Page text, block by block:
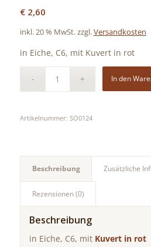
€2,60
inkl. 20 % MwSt. zzgl.Versandkosten
in Eiche, C6, mit Kuvert in rot
In den
Artikelnummer: SO0124
Beschreibung Zusätzliche
Rezensionen (0)
Beschreibung
in Eiche, C6, mit Kuvert in rot